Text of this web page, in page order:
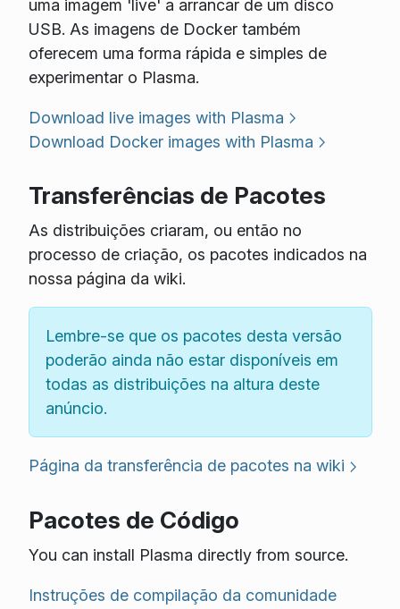
uma imagem 'live' a arrancar de um disco
USB. As imagens de Docker também
oferecem uma forma rápida e simples de
experimentar o Plasma.
Download live images with Plasma
Download Docker images with Plasma
Transferências de Pacotes
As distribuições criaram, ou então no
processo de criação, os pacotes indicados na
nossa página da wiki.
Lembre-se que os pacotes desta versão
poderão ainda não estar disponíveis em
todas as distribuições na altura deste
anúncio.
Página da transferência de pacotes na wiki
Pacotes de Código
You can install Plasma directly from source.
Instruções de compilação da comunidade